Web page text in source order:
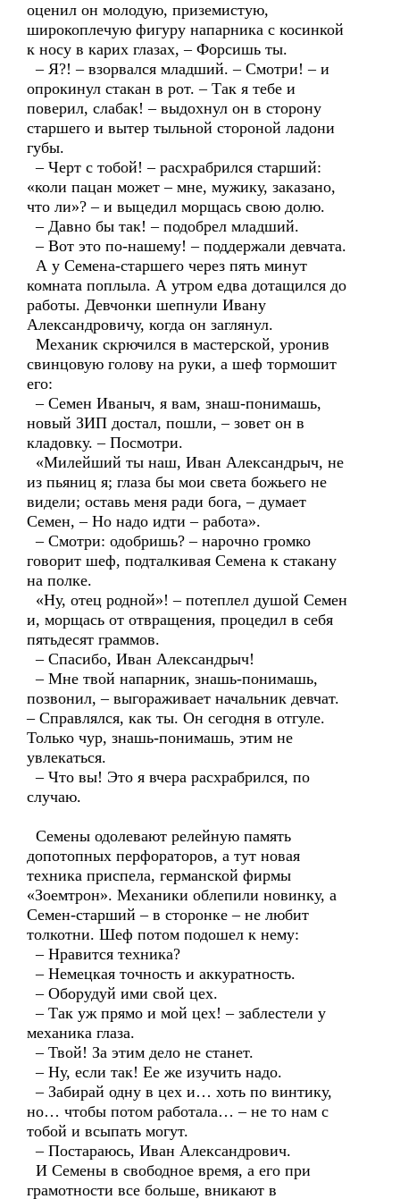
оценил он молодую, приземистую,
широкоплечую фигуру напарника с косинкой
к носу в карих глазах, – Форсишь ты.
– Я?! – взорвался младший. – Смотри! – и
опрокинул стакан в рот. – Так я тебе и
поверил, слабак! – выдохнул он в сторону
старшего и вытер тыльной стороной ладони
губы.
– Черт с тобой! – расхрабрился старший:
«коли пацан может – мне, мужику, заказано,
что ли»? – и выцедил морщась свою долю.
– Давно бы так! – подобрел младший.
– Вот это по-нашему! – поддержали девчата.
А у Семена-старшего через пять минут
комната поплыла. А утром едва дотащился до
работы. Девчонки шепнули Ивану
Александровичу, когда он заглянул.
Механик скрючился в мастерской, уронив
свинцовую голову на руки, а шеф тормошит
его:
– Семен Иваныч, я вам, знаш-понимашь,
новый ЗИП достал, пошли, – зовет он в
кладовку. – Посмотри.
«Милейший ты наш, Иван Александрыч, не
из пьяниц я; глаза бы мои света божьего не
видели; оставь меня ради бога, – думает
Семен, – Но надо идти – работа».
– Смотри: одобришь? – нарочно громко
говорит шеф, подталкивая Семена к стакану
на полке.
«Ну, отец родной»! – потеплел душой Семен
и, морщась от отвращения, процедил в себя
пятьдесят граммов.
– Спасибо, Иван Александрыч!
– Мне твой напарник, знашь-понимашь,
позвонил, – выгораживает начальник девчат.
– Справлялся, как ты. Он сегодня в отгуле.
Только чур, знашь-понимашь, этим не
увлекаться.
– Что вы! Это я вчера расхрабрился, по
случаю.
Семены одолевают релейную память
допотопных перфораторов, а тут новая
техника приспела, германской фирмы
«Зоемтрон». Механики облепили новинку, а
Семен-старший – в сторонке – не любит
толкотни. Шеф потом подошел к нему:
– Нравится техника?
– Немецкая точность и аккуратность.
– Оборудуй ими свой цех.
– Так уж прямо и мой цех! – заблестели у
механика глаза.
– Твой! За этим дело не станет.
– Ну, если так! Ее же изучить надо.
– Забирай одну в цех и… хоть по винтику,
но… чтобы потом работала… – не то нам с
тобой и всыпать могут.
– Постараюсь, Иван Александрович.
И Семены в свободное время, а его при
грамотности все больше, вникают в